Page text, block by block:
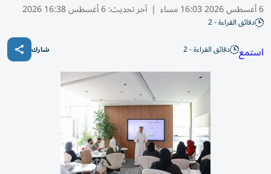
6 أغسطس 2026 16:03 مساء | آخر تحديث:6 أغسطس 16:38 2026
دقائق القراءة - 2
استمع دقائق القراءة - 2 شارك